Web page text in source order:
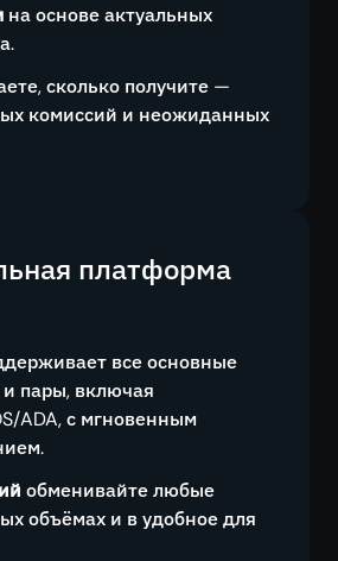
на основе актуальных
сколько получите —
комиссий и неожиданных
платформа
все основные
пары, включая
ADA, с мгновенным
обменивайте любые
объёмах и в удобное для